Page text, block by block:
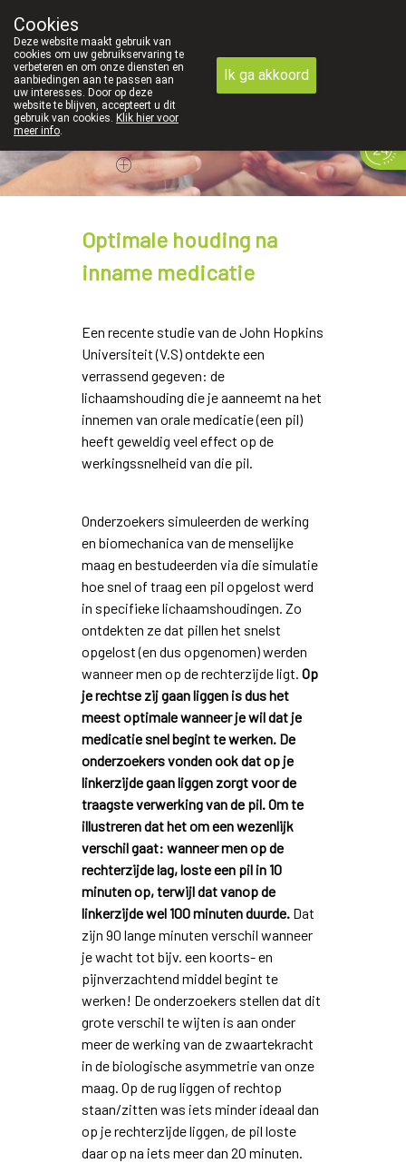
03/312 12 20
Vandaag
Optimale houding na
inname medicatie
Een recente studie van de John Hopkins
Universiteit (V.S) ontdekte een
verrassend gegeven: de
lichaamshouding die je aanneemt na het
innemen van orale medicatie (een pil)
heeft geweldig veel effect op de
werkingssnelheid van die pil.
Onderzoekers simuleerden de werking
en biomechanica van de menselijke
maag en bestudeerden via die simulatie
hoe snel of traag een pil opgelost werd
in specifieke lichaamshoudingen. Zo
ontdekten ze dat pillen het snelst
opgelost (en dus opgenomen) werden
wanneer men op de rechterzijde ligt. Op
je rechtse zij gaan liggen is dus het
meest optimale wanneer je wil dat je
medicatie snel begint te werken. De
onderzoekers vonden ook dat op je
linkerzijde gaan liggen zorgt voor de
traagste verwerking van de pil. Om te
illustreren dat het om een wezenlijk
verschil gaat: wanneer men op de
rechterzijde lag, loste een pil in 10
minuten op, terwijl dat vanop de
linkerzijde wel 100 minuten duurde.Dat
zijn 90 lange minuten verschil wanneer
je wacht tot bijv. een koorts- en
pijnverzachtend middel begint te
werken! De onderzoekers stellen dat dit
grote verschil te wijten is aan onder
meer de werking van de zwaartekracht
in de biologische asymmetrie van onze
maag. Op de rug liggen of rechtop
staan/zitten was iets minder ideaal dan
op je rechterzijde liggen, de pil loste
daar op na iets meer dan 20 minuten.
Cookies
Deze website maakt gebruik van
cookies om uw gebruikservaring te
verbeteren en om onze diensten en
aanbiedingen aan te passen aan
uw interesses. Door op deze
website te blijven, accepteert u dit
gebruik van cookies. Klik hier voor
meer info.
Ik ga akkoord